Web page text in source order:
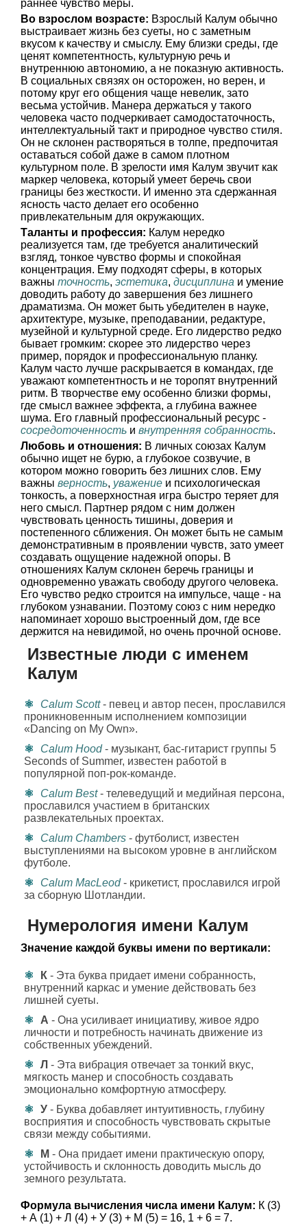
раннее чувство меры.
Во взрослом возрасте: Взрослый Калум обычно
выстраивает жизнь без суеты, но с заметным
вкусом к качеству и смыслу. Ему близки среды, где
ценят компетентность, культурную речь и
внутреннюю автономию, а не показную активность.
В социальных связях он осторожен, но верен, и
потому круг его общения чаще невелик, зато
весьма устойчив. Манера держаться у такого
человека часто подчеркивает самодостаточность,
интеллектуальный такт и природное чувство стиля.
Он не склонен растворяться в толпе, предпочитая
оставаться собой даже в самом плотном
культурном поле. В зрелости имя Калум звучит как
маркер человека, который умеет беречь свои
границы без жесткости. И именно эта сдержанная
ясность часто делает его особенно
привлекательным для окружающих.
Таланты и профессия: Калум нередко
реализуется там, где требуется аналитический
взгляд, тонкое чувство формы и спокойная
концентрация. Ему подходят сферы, в которых
важны точность, эстетика, дисциплина и умение
доводить работу до завершения без лишнего
драматизма. Он может быть убедителен в науке,
архитектуре, музыке, преподавании, редактуре,
музейной и культурной среде. Его лидерство редко
бывает громким: скорее это лидерство через
пример, порядок и профессиональную планку.
Калум часто лучше раскрывается в командах, где
уважают компетентность и не торопят внутренний
ритм. В творчестве ему особенно близки формы,
где смысл важнее эффекта, а глубина важнее
шума. Его главный профессиональный ресурс -
сосредоточенность и внутренняя собранность.
Любовь и отношения: В личных союзах Калум
обычно ищет не бурю, а глубокое созвучие, в
котором можно говорить без лишних слов. Ему
важны верность, уважение и психологическая
тонкость, а поверхностная игра быстро теряет для
него смысл. Партнер рядом с ним должен
чувствовать ценность тишины, доверия и
постепенного сближения. Он может быть не самым
демонстративным в проявлении чувств, зато умеет
создавать ощущение надежной опоры. В
отношениях Калум склонен беречь границы и
одновременно уважать свободу другого человека.
Его чувство редко строится на импульсе, чаще - на
глубоком узнавании. Поэтому союз с ним нередко
напоминает хорошо выстроенный дом, где все
держится на невидимой, но очень прочной основе.
Известные люди с именем
Калум
Calum Scott- певец и автор песен, прославился
проникновенным исполнением композиции
«Dancing on My Own».
Calum Hood- музыкант, бас-гитарист группы 5
Seconds of Summer, известен работой в
популярной поп-рок-команде.
Calum Best- телеведущий и медийная персона,
прославился участием в британских
развлекательных проектах.
Calum Chambers - футболист, известен
выступлениями на высоком уровне в английском
футболе.
Calum MacLeod- крикетист, прославился игрой
за сборную Шотландии.
Нумерология имени Калум
Значение каждой буквы имени по вертикали:
К - Эта буква придает имени собранность,
внутренний каркас и умение действовать без
лишней суеты.
А - Она усиливает инициативу, живое ядро
личности и потребность начинать движение из
собственных убеждений.
Л - Эта вибрация отвечает за тонкий вкус,
мягкость манер и способность создавать
эмоционально комфортную атмосферу.
У - Буква добавляет интуитивность, глубину
восприятия и способность чувствовать скрытые
связи между событиями.
М - Она придает имени практическую опору,
устойчивость и склонность доводить мысль до
земного результата.
Формула вычисления числа имени Калум: К (3)
+ А (1) + Л (4) + У (3) + М (5) = 16, 1 + 6 = 7.